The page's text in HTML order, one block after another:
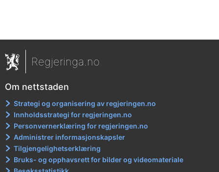
Regjeringa.no
Om nettstaden
Strategi og organisering av regjeringen.no
Innholdsstrategi for regjeringen.no
Personvernerklæring for regjeringen.no
Administrer informasjonskapsler
Tilgjengelighetserklæring
Bruks- og opphavsrett for bilder og videomateriale